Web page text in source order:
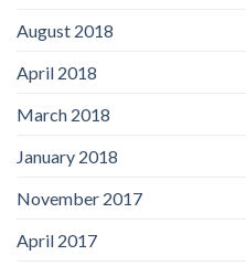
August 2018
April 2018
March 2018
January 2018
November 2017
April 2017